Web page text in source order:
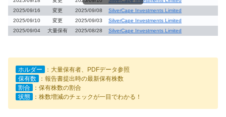
2025/09/16
変更 2025/09/08
SilverCape Investments Limited
2025/09/10
変更 2025/09/03
SilverCape Investments Limited
2025/09/04
大量保有 2025/08/28 SilverCape Investments Limited
ホルダー
：大量保有者、PDFデータ参照
保有数
：報告書提出時の最新保有株数
割合
：保有株数の割合
状態
：株数増減のチェックが一目でわかる！